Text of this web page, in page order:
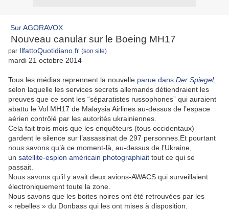
Sur AGORAVOX
Nouveau canular sur le Boeing MH17
par IlfattoQuotidiano.fr (son site)
mardi 21 octobre 2014
Tous les médias reprennent la nouvelle parue dans Der Spiegel,
selon laquelle les services secrets allemands détiendraient les
preuves que ce sont les “séparatistes russophones” qui auraient
abattu le Vol MH17 de Malaysia Airlines au-dessus de l’espace
aérien contrôlé par les autorités ukrainiennes.
Cela fait trois mois que les enquêteurs (tous occidentaux)
gardent le silence sur l’assassinat de 297 personnes.Et pourtant
nous savons qu’à ce moment-là, au-dessus de l’Ukraine,
un satellite-espion américain photographiait tout ce qui se
passait.
Nous savons qu’il y avait deux avions-AWACS qui surveillaient
électroniquement toute la zone.
Nous savons que les boites noires ont été retrouvées par les
« rebelles » du Donbass qui les ont mises à disposition.